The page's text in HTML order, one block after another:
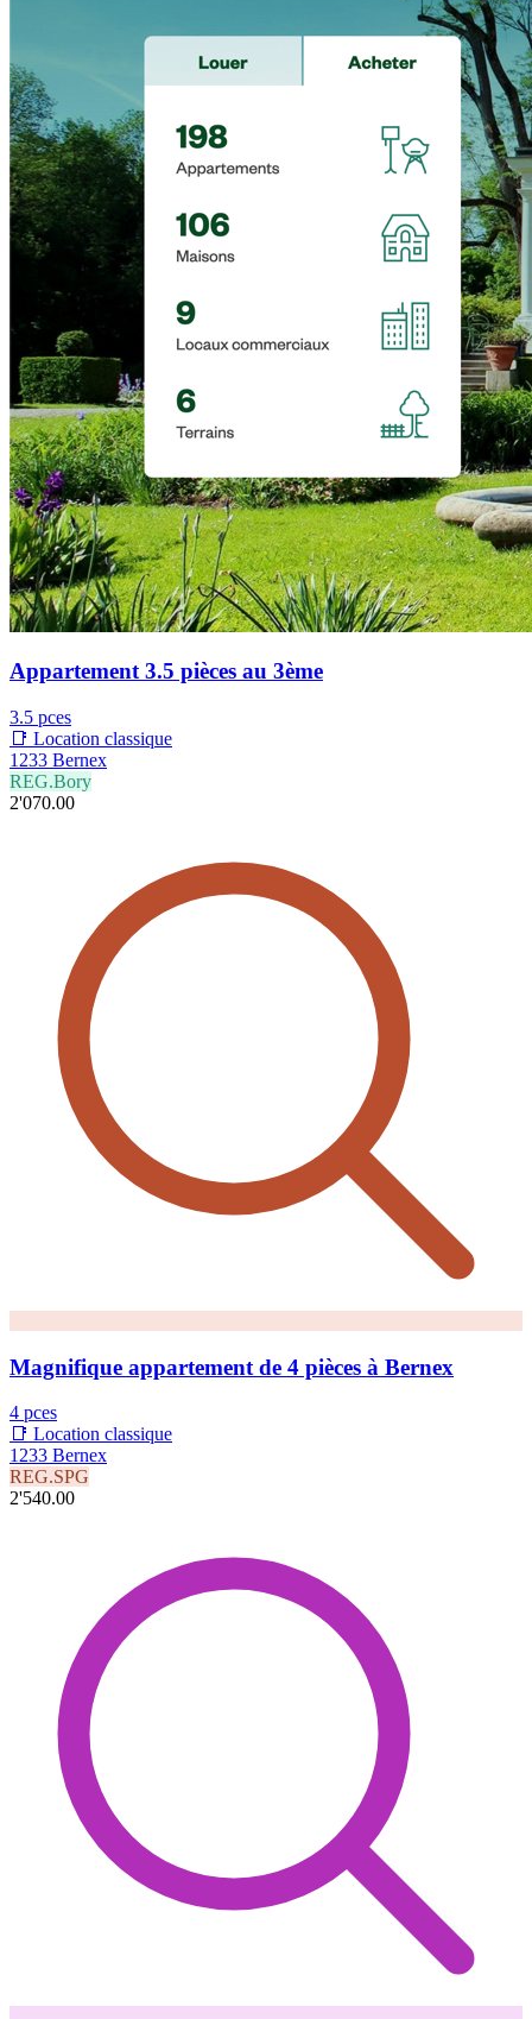
Appartement 3.5 pièces au 3ème
3.5 pces
📑 Location classique
1233 Bernex
REG.Bory
2'070.00
Magnifique appartement de 4 pièces à Bernex
4 pces
📑 Location classique
1233 Bernex
REG.SPG
2'540.00